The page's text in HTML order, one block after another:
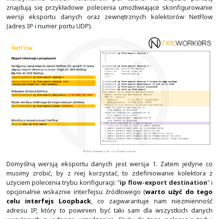
brakować, załączana jest specjalna funkcja
zadaniem jest szybsze wygasanie przepływów
licznika "inactive"). Domyślnie "Main Cache"
przepływów, co można zmienić poleceniem
globalnej "
ip flow-cache entries".
Zwiększając ilość obsługiwanych przepływów, należy
że jeden wpis potrzebuje minimum 64 bajtów pamięci.
wpisów będziemy potrzebować minimum 4MB pamięci.
ilości informacji przetrzymywanych o każdym
rozszerzyć. Poniżej można zobaczyć pełną zawartość
Oprócz samych przepływów, znajdują się tam
oraz informacje o wykorzystaniu i konfiguracji "Main
aktualnie w pamięci ("IP Flow Swiching Cache") jest
wpisów i zostało 4059 wolnych miejsc na przepływy
zostały pokazane).
Informacje statystyczne NetFlow można wyczyścić z
trybu EXEC: " clear ip flow stats". Zeruje i usuwa